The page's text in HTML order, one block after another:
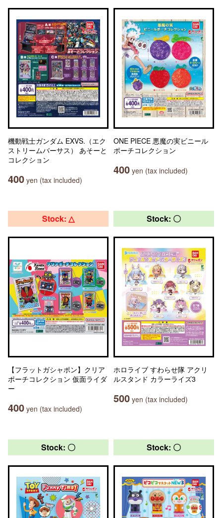
機動戦士ガンダム EXVS.（エク
ストリームバーサス） あそーと
コレクション
400 yen (tax included)
ONE PIECE 悪魔の実ビニール
ポーチコレクション
400 yen (tax included)
Stock: △
【フラットガシャポン】クリア
ポーチコレクション 仮面ライダ
ー
400 yen (tax included)
Stock: 〇
ホロライブ すわらせ隊 アクリ
ルスタンド カラーライズ3
500 yen (tax included)
Stock: 〇 Stock: 〇